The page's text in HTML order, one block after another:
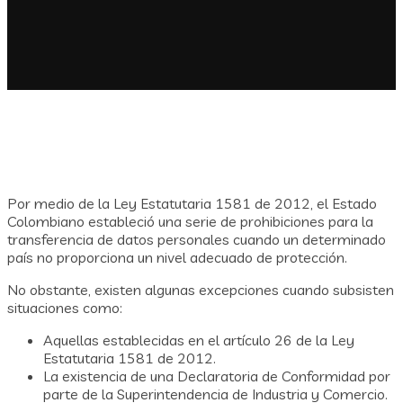
Por medio de la Ley Estatutaria 1581 de 2012, el Estado
Colombiano estableció una serie de prohibiciones para la
transferencia de datos personales cuando un determinado
país no proporciona un nivel adecuado de protección.
No obstante, existen algunas excepciones cuando subsisten
situaciones como:
Aquellas establecidas en el artículo 26 de la Ley
Estatutaria 1581 de 2012.
La existencia de una Declaratoria de Conformidad por
parte de la Superintendencia de Industria y Comercio.